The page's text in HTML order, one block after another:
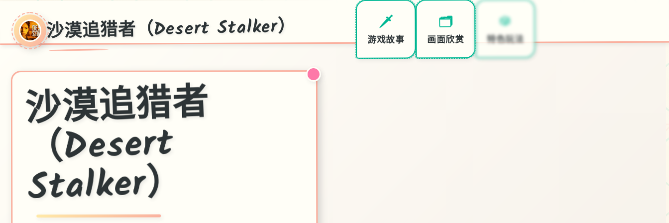
沙漠追猎者（Desert Stalker） 🗡️
游戏故事
🗂️
画面欣赏
🎲
特色玩法 开始游戏
沙
漠
追
猎
者
（Desert
Stalker
）